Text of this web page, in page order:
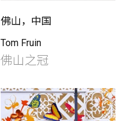
佛山，中国
Tom Fruin
佛山之冠